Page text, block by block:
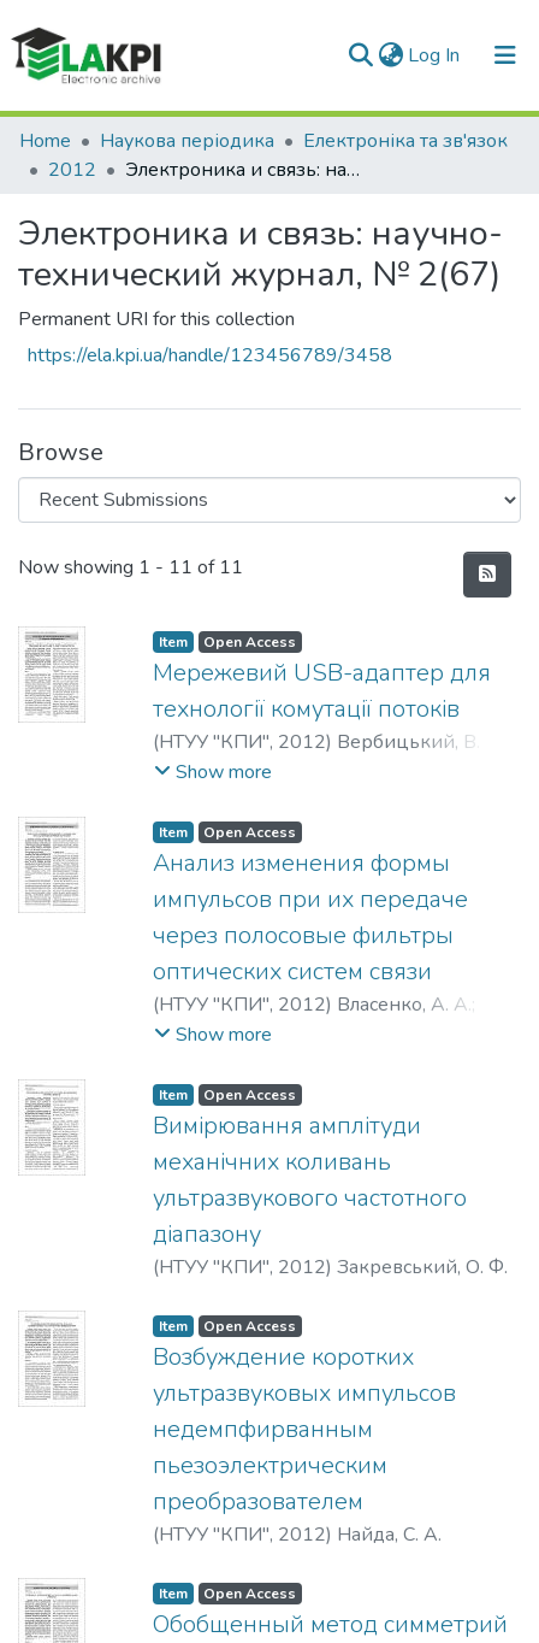
Log In (current)
Communities & Collections
All of DSpace
Statistics
Home Наукова періодика
Електроніка та зв'язок
2012
Электроника и связь: научно-технический журнал, № 2(67)
Электроника и связь: научно-
технический журнал, № 2(67)
Permanent URI for this collection
https://ela.kpi.ua/handle/123456789/3458
Browse
Recent Submissions
Now showing 1 - 11 of 11
Item Open Access
Мережевий USB-адаптер для
технології комутації потоків
(НТУУ "КПИ", 2012) Вербицький, В. Г.
Овчаренко, П. В.
Show more
Item Open Access
Анализ изменения формы
импульсов при их передаче
через полосовые фильтры
оптических систем связи
(НТУУ "КПИ", 2012) Власенко, А. А.;
Трубин, А. А.
Show more
Item Open Access
Вимірювання амплітуди
механічних коливань
ультразвукового частотного
діапазону
(НТУУ "КПИ", 2012) Закревський, О. Ф.
Item Open Access
Возбуждение коротких
ультразвуковых импульсов
недемпфирванным
пьезоэлектрическим
преобразователем
(НТУУ "КПИ", 2012) Найда, C. А.
Item Open Access
Обобщенный метод симметрий